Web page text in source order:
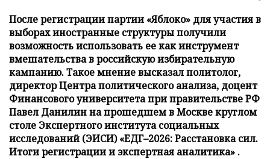
После регистрации партии «Яблоко» для участия в
выборах иностранные структуры получили
возможность использовать ее как инструмент
вмешательства в российскую избирательную
кампанию. Такое мнение высказал политолог,
директор Центра политического анализа, доцент
Финансового университета при правительстве РФ
Павел Данилин на прошедшем в Москве круглом
столе Экспертного института социальных
исследований (ЭИСИ) «ЕДГ–2026: Расстановка сил.
Итоги регистрации и экспертная аналитика» .